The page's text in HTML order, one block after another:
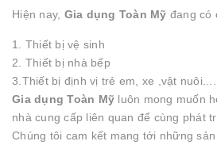
Hiện nay, Gia dụng Toàn Mỹ đang có
1. Thiết bị vệ sinh
2. Thiết bị nhà bếp
3.Thiết bị định vị trẻ em, xe ,vật nuôi.....
Gia dụng Toàn Mỹ luôn mong muốn
nhà cung cấp liên quan để cùng phát
Chúng tôi cam kết mang tới những